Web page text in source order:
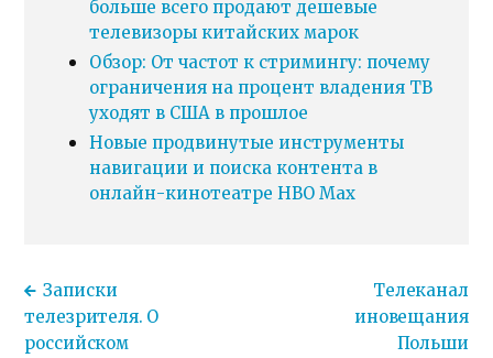
больше всего продают дешевые
телевизоры китайских марок
Обзор: От частот к стримингу: почему
ограничения на процент владения ТВ
уходят в США в прошлое
Новые продвинутые инструменты
навигации и поиска контента в
онлайн-кинотеатре HBO Max
Записки
телезрителя. О
российском
Телеканал
иновещания
Польши